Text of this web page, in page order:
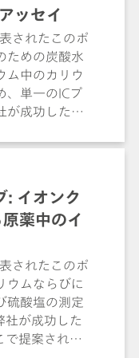
、体液
の標準メソッ
くつかの典型
ッセイ
されたこのポ
ための炭酸水
ム中のカリウ
、単一のICプ
が成功したこ
口懸濁液のた
トリウム、
、その他の
ことができま
単一のクロ
QCワークフ
: イオンク
薬中のイ
されたこのポ
ウムならびに
硫酸塩の測定
社が成功した
で提案されて